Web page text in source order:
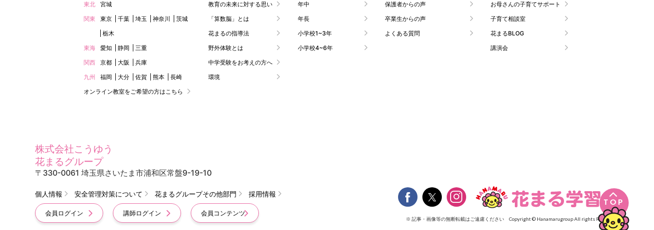
TOP
東北
宮城
関東
東京 千葉 埼玉 神奈川
茨城
栃木
東海
愛知 静岡
三重
関西
京都 大阪
兵庫
九州
福岡 大分 佐賀 熊本
長崎
オンライン教室をご希望の方はこちら
教育の未来に対する思い
「算数脳」とは
花まるの指導法
野外体験とは
中学受験をお考えの方へ
環境
年中
年長
小学校1~3年
小学校4~6年
保護者からの声
卒業生からの声
よくある質問
お母さんの子育てサポート
子育て相談室
花まるBLOG
講演会
株式会社こうゆう
花まるグループ
〒330-0061 埼玉県さいたま市浦和区常盤9-19-10
個人情報 安全管理対策について 花まるグループその他部門 採用情報
会員ログイン 講師ログイン 会員コンテンツ
 
※ 記事・画像等の無断転載はご遠慮ください Copyright © Hanamarugroup All rights Reserved.